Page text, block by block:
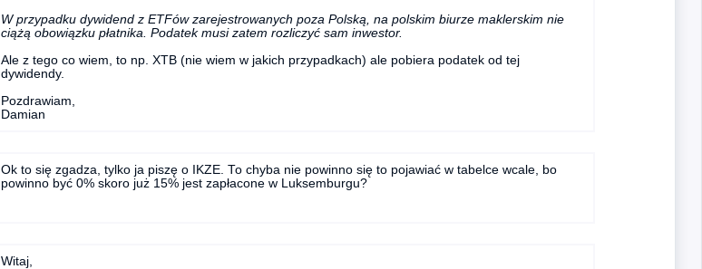
W przypadku dywidend z ETFów zarejestrowanych poza Polską, na polskim biurze maklerskim nie
ciążą obowiązku płatnika. Podatek musi zatem rozliczyć sam inwestor.
Ale z tego co wiem, to np. XTB (nie wiem w jakich przypadkach) ale pobiera podatek od tej
dywidendy.
Pozdrawiam,
Damian
Ok to się zgadza, tylko ja piszę o IKZE. To chyba nie powinno się to pojawiać w tabelce wcale, bo
powinno być 0% skoro już 15% jest zapłacone w Luksemburgu?
Witaj,